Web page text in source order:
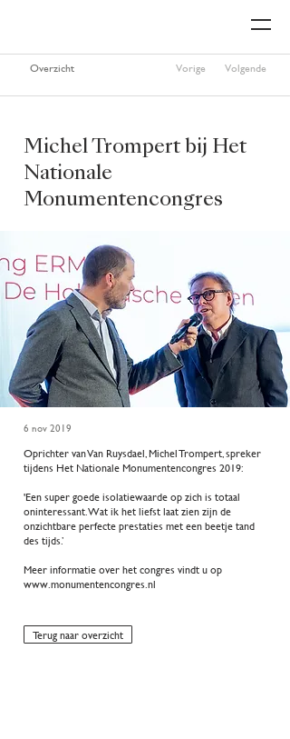
Overzicht Vorige Volgende
Michel Trompert bij Het
Nationale
Monumentencongres
6 nov 2019
Oprichter van Van Ruysdael, Michel Trompert, spreker
tijdens Het Nationale Monumentencongres 2019:
'Een super goede isolatiewaarde op zich is totaal
oninteressant. Wat ik het liefst laat zien zijn de
onzichtbare perfecte prestaties met een beetje tand
des tijds.’
Meer informatie over het congres vindt u op
www.monumentencongres.nl
Terug naar overzicht